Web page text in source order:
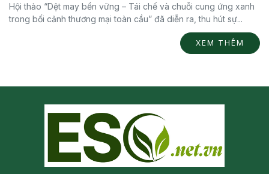
Hội thảo “Dệt may bền vững – Tái chế và chuỗi cung ứng xanh
trong bối cảnh thương mại toàn cầu” đã diễn ra, thu hút sự...
XEM THÊM